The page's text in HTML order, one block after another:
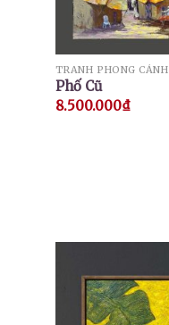
TRANH PHONG CẢNH
Phố Cũ
8.500.000₫